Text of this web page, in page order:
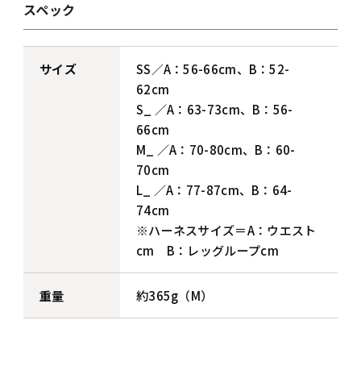
スペック
サイズ
SS／A：56-66cm、B：52-
62cm
S_ ／A：63-73cm、B：56-
66cm
M_ ／A：70-80cm、B：60-
70cm
L_ ／A：77-87cm、B：64-
74cm
※ハーネスサイズ＝A：ウエスト
cm B：レッグループcm
重量 約365g（M）